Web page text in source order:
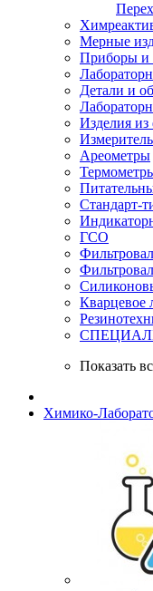
Мерные
Приборы и
Детали и
Изделия из
Ареометры
Стандарт-
ГСО
Кварцевое
Показать
Химико-